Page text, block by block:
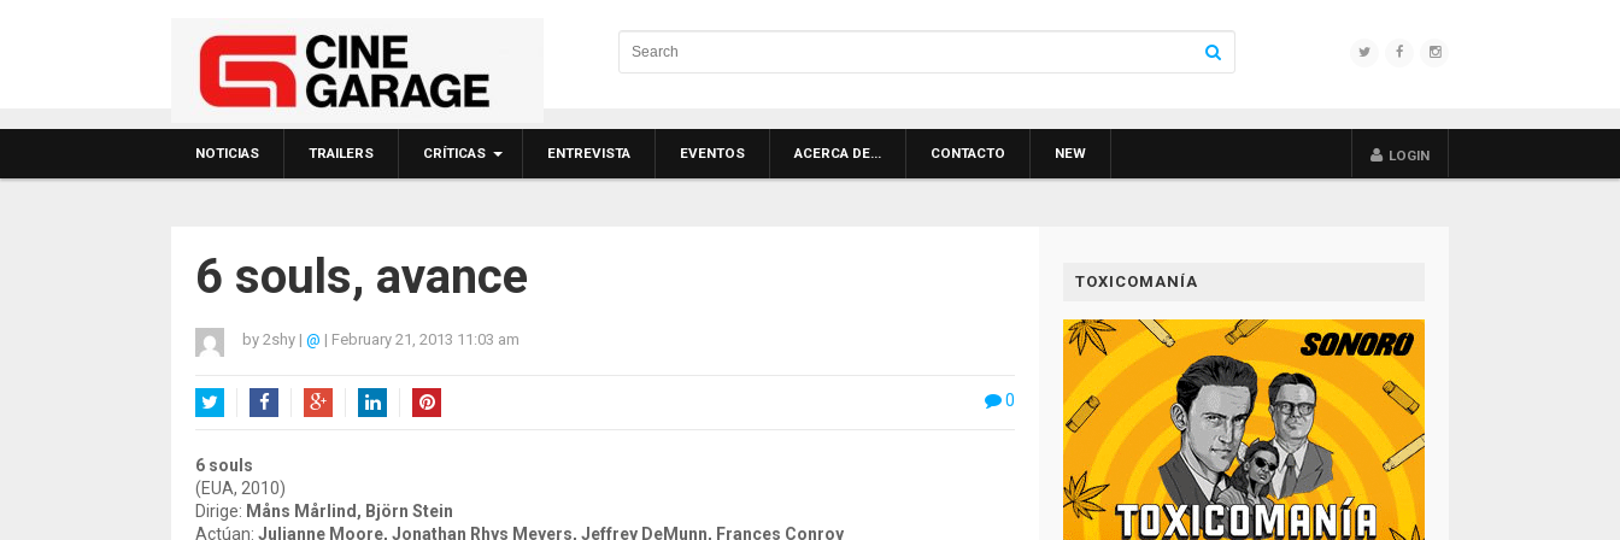
NOTICIAS TRAILERS CRÍTICAS ENTREVISTA EVENTOS ACERCA DE… CONTACTO NEW LOGIN
6 souls, avance
by 2shy | @ | February 21, 2013 11:03 am
0
6 souls
(EUA, 2010)
Dirige: Måns Mårlind, Björn Stein
Actúan: Julianne Moore, Jonathan Rhys Meyers, Jeffrey DeMunn, Frances Conroy
TOXICOMANÍA